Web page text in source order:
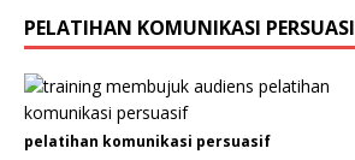
h
a
a
n
/
O
PELATIHAN KOMUNIKASI PERSUASI
pelatihan komunikasi persuasif